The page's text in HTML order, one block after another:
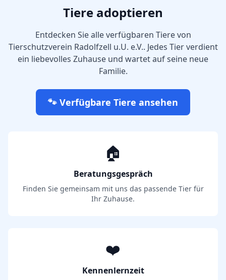
Tiere adoptieren
Entdecken Sie alle verfügbaren Tiere von
Tierschutzverein Radolfzell u.U. e.V.. Jedes Tier verdient
ein liebevolles Zuhause und wartet auf seine neue
Familie.
🐾 Verfügbare Tiere ansehen
🏠
Beratungsgespräch
Finden Sie gemeinsam mit uns das passende Tier für
Ihr Zuhause.
❤️
Kennenlernzeit